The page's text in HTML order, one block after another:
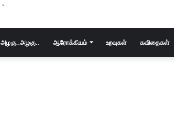
அழகு..அழகு.. ஆரோக்கியம் உறவுகள் கவிதைகள்